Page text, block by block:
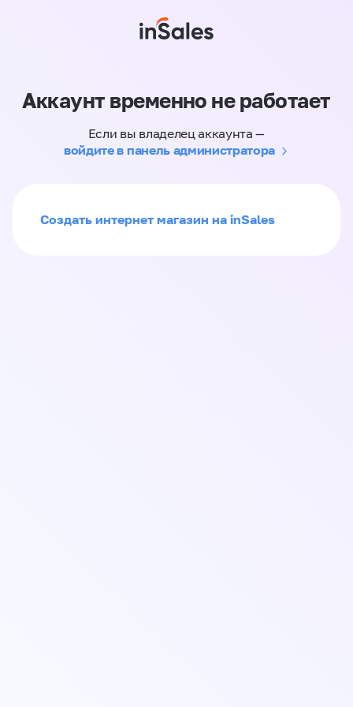
Аккаунт временно не работает
Если вы владелец аккаунта —
войдите в панель администратора
Создать интернет магазин на inSales